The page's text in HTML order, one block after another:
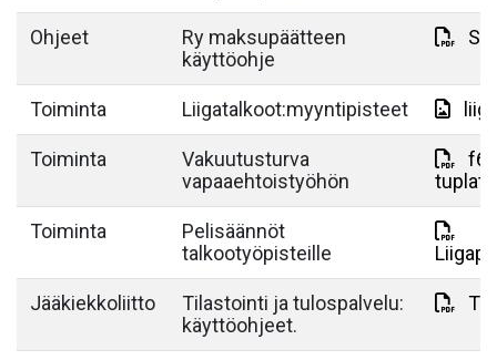
Ohjeet
Ry maksupäätteen
käyttöohje
Toiminta Liigatalkoot:myyntipisteet
Toiminta
Vakuutusturva
vapaaehtoistyöhön
Toiminta
Pelisäännöt
talkootyöpisteille
Jääkiekkoliitto
Tilastointi ja tulospalvelu:
käyttöohjeet.